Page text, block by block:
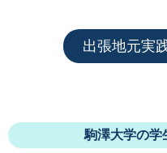
出張地元実
駒澤大学の学